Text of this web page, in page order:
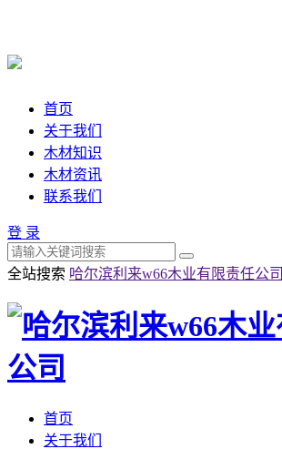
首页
关于我们
木材知识
木材资讯
联系我们
登 录
全站搜索 哈尔滨利来w66木业有限责任公司
首页
关于我们